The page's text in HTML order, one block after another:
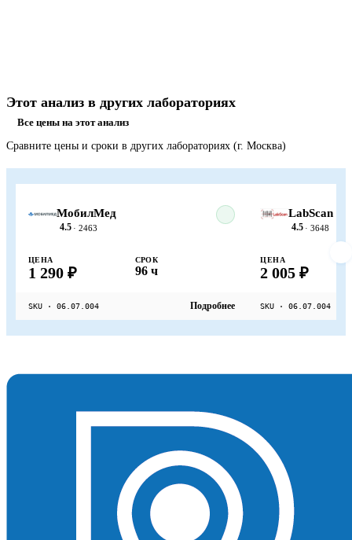
Этот анализ в других лабораториях
Все цены на этот анализ
Сравните цены и сроки в других лабораториях (г. Москва)
МобилМед
4.5 · 2463
ЦЕНА
1 290 ₽
СРОК
96 ч
SKU · 06.07.004 Подробнее
LabScan
4.5 · 3648
ЦЕНА
2 005 ₽
SKU · 06.07.004